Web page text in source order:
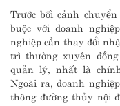
Trước bối cảnh
buộc với doanh
nghiệp cần thay đổi
trì thường xuyên
quản lý, nhất là
Ngoài ra, doanh
thông đường thủy nội